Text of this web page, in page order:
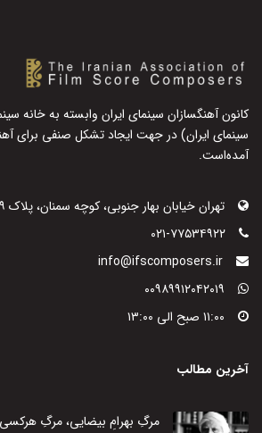
کانون آهنگسازان سینمای ایران وابسته به خانه
سینمای ایران) در جهت ایجاد تشکل صنفی برای
آمده‌است.
تهران خیابان بهار جنوبی، کوچه سمنان، پلاک ۲۹
۰۲۱-۷۷۵۳۴۹۲۲
info@ifscomposers.ir
۰۰۹۸۹۹۱۲۰۴۲۰۱۹
۱۱:۰۰ صبح الی ۱۳:۰۰
آخرین مطالب
مرگِ بهرامِ بیضایی، مرگِ